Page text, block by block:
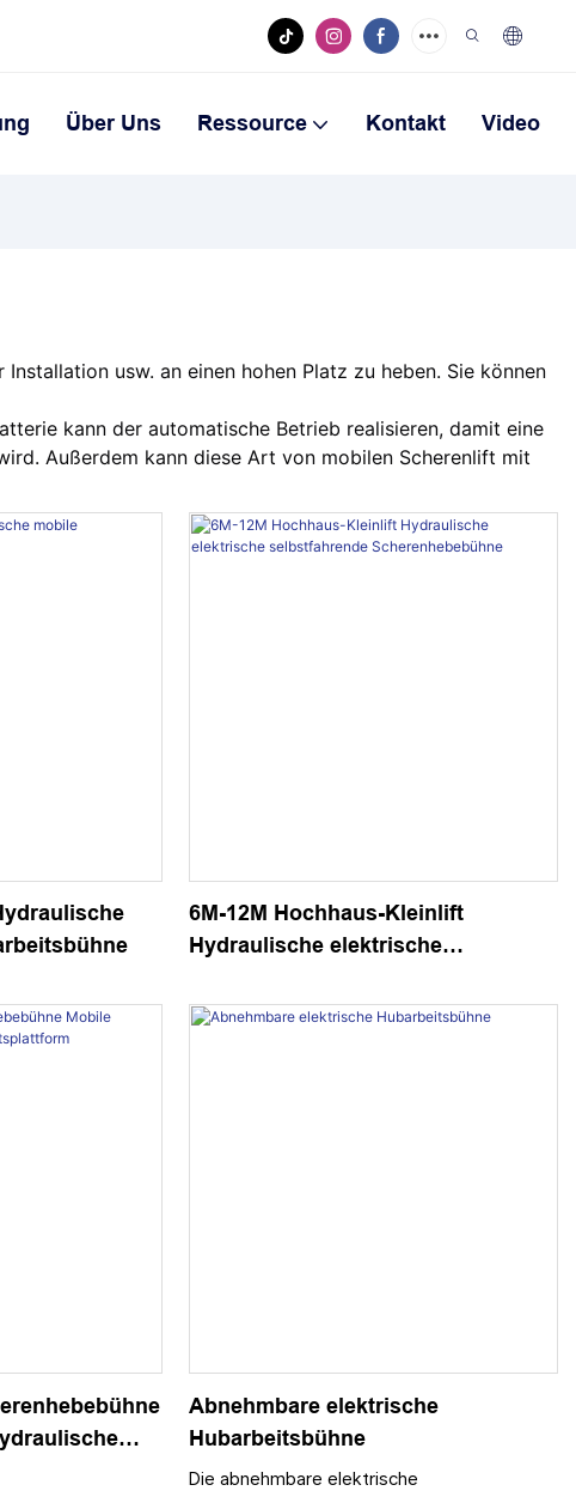
Über Uns Ressource Kontakt Video
usw. an einen hohen Platz zu heben. Sie können
kann der automatische Betrieb realisieren, damit eine
Außerdem kann diese Art von mobilen Scherenlift mit
6M-12M Hochhaus-Kleinlift
Hydraulische elektrische
Abnehmbare elektrische
Hubarbeitsbühne
Die abnehmbare elektrische